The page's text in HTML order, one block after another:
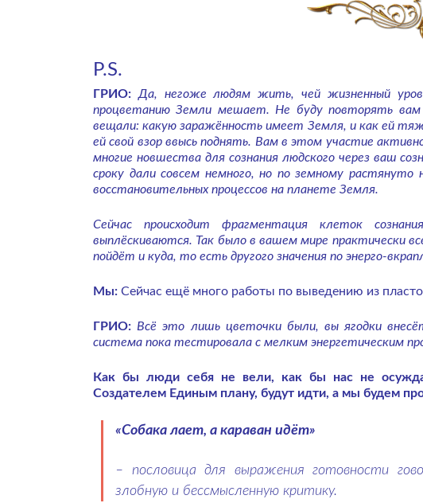
P.S.
ГРИО: Да, негоже людям жить, чей жизненный
процветанию Земли мешает. Не буду повторять
вещали: какую заражённость имеет Земля, и как ей
ей свой взор ввысь поднять. Вам в этом участие
многие новшества для сознания людского через ваш
сроку дали совсем немного, но по земному
восстановительных процессов на планете Земля.
Сейчас происходит фрагментация клеток
выплёскиваются. Так было в вашем мире практически
пойдёт и куда, то есть другого значения по энерго-
Мы: Сейчас ещё много работы по выведению из
ГРИО: Всё это лишь цветочки были, вы ягодки
система пока тестировала с мелким энергетическим
Как бы люди себя не вели, как бы нас не
Создателем Единым плану, будут идти, а мы будем
«Собака лает, а караван идёт»
– пословица для выражения готовности
злобную и бессмысленную критику.